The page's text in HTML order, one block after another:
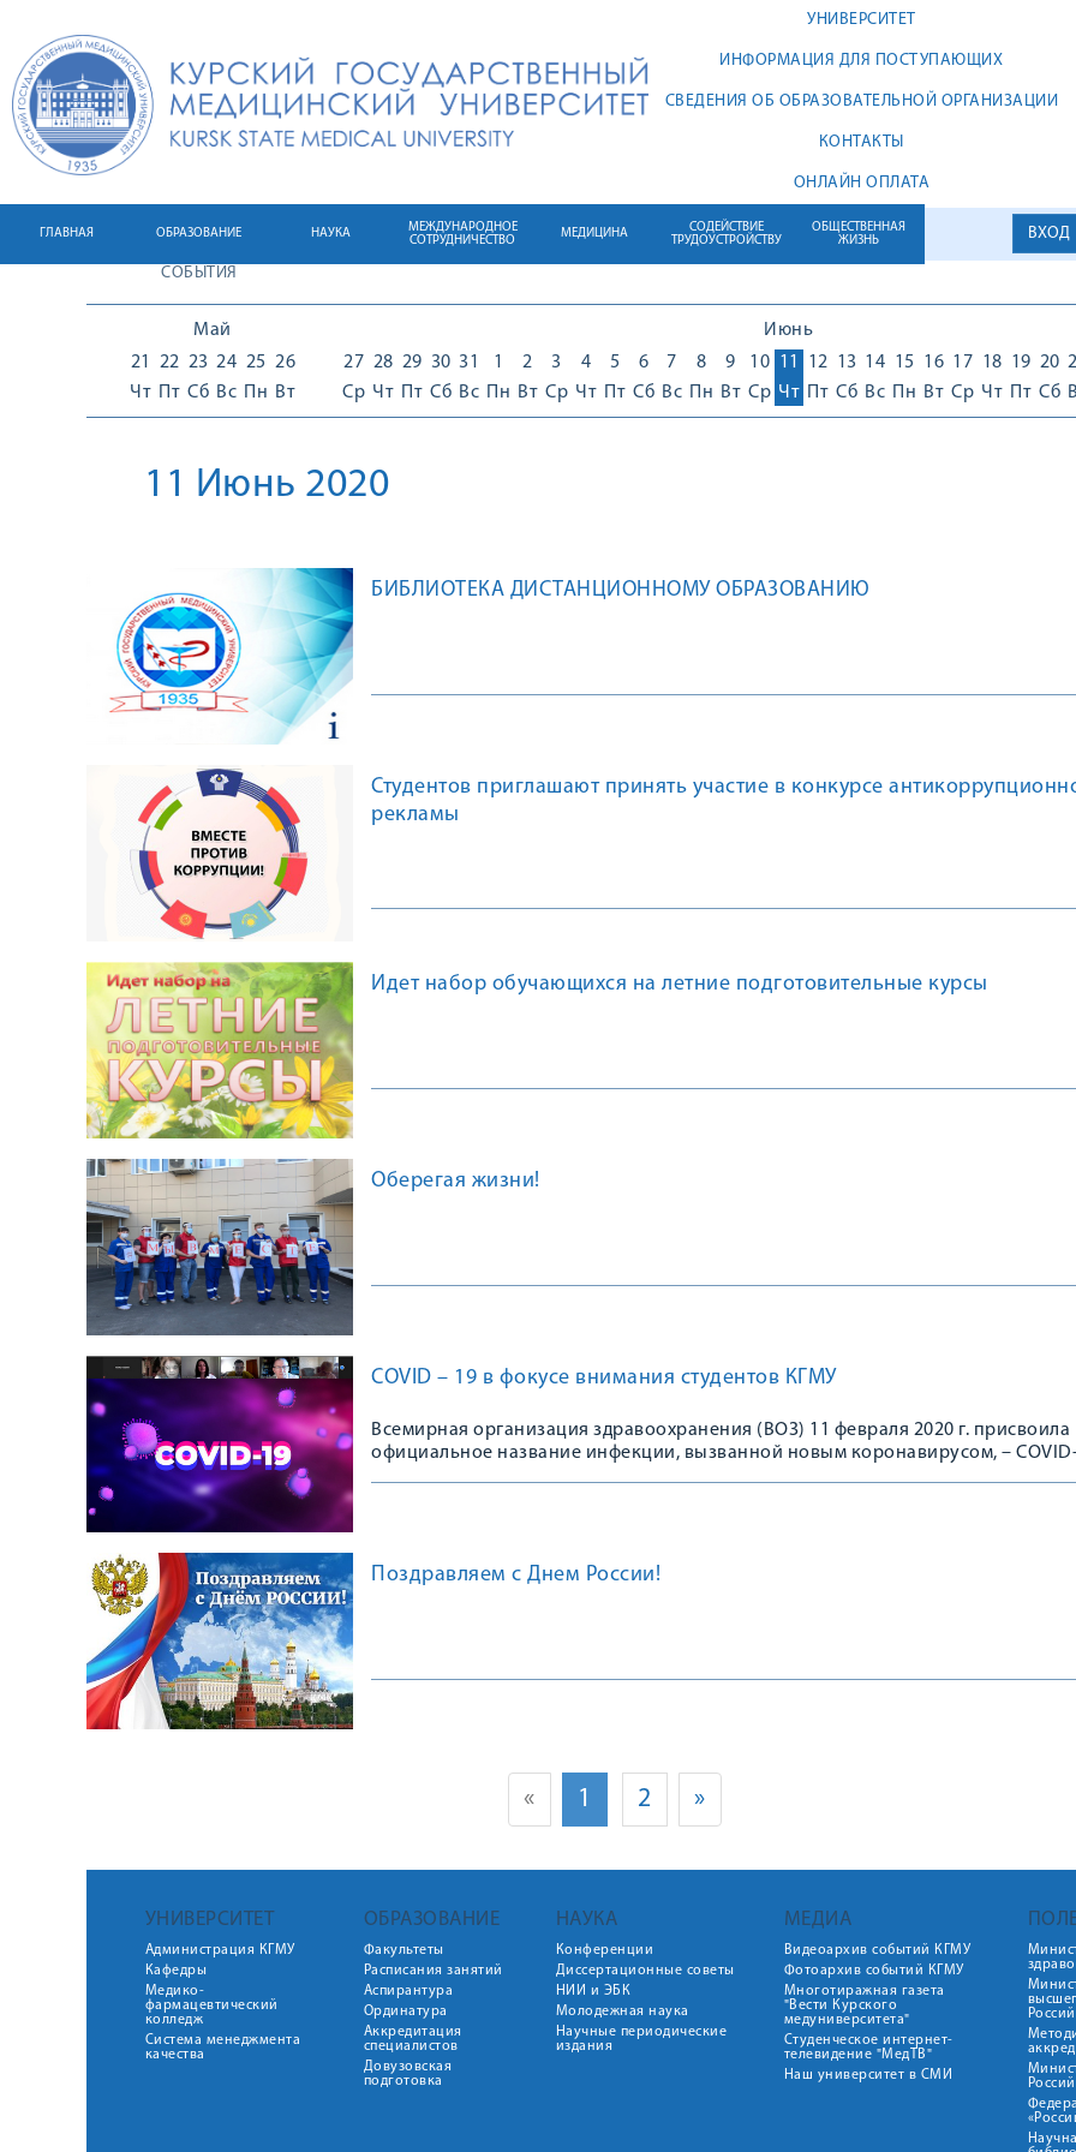
УНИВЕРСИТЕТ
ИНФОРМАЦИЯ ДЛЯ ПОСТУПАЮЩИХ
СВЕДЕНИЯ ОБ ОБРАЗОВАТЕЛЬНОЙ ОРГАНИЗАЦИИ
КОНТАКТЫ
ОНЛАЙН ОПЛАТА
ВХОД
ГЛАВНАЯ ОБРАЗОВАНИЕ НАУКА
МЕЖДУНАРОДНОЕ
СОТРУДНИЧЕСТВО
МЕДИЦИНА
СОДЕЙСТВИЕ
ТРУДОУСТРОЙСТВУ
ОБЩЕСТВЕННАЯ
ЖИЗНЬ
СОБЫТИЯ
Май
21
Чт
22
Пт
23
Сб
24
Вс
25
Пн
26
Вт
Июнь
27
Ср
28
Чт
29
Пт
30
Сб
31
Вс
1
Пн
2
Вт
3
Ср
4
Чт
5
Пт
6
Сб
7
Вс
8
Пн
9
Вт
10
Ср
11
Чт
12
Пт
13
Сб
14
Вс
15
Пн
16
Вт
17
Ср
18
Чт
19
Пт
20
Сб
11 Июнь 2020
БИБЛИОТЕКА ДИСТАНЦИОННОМУ ОБРАЗОВАНИЮ
Студентов приглашают принять участие в конкурсе
рекламы
Идет набор обучающихся на летние подготовительные курсы
Оберегая жизни!
COVID – 19 в фокусе внимания студентов КГМУ
Всемирная организация здравоохранения (ВОЗ) 11 февраля 2020 г. присвоила
официальное название инфекции, вызванной новым коронавирусом, –
Поздравляем с Днем России!
« 1 2 »
УНИВЕРСИТЕТ
Администрация КГМУ
Кафедры
Медико-
фармацевтический
колледж
Система менеджмента
качества
ОБРАЗОВАНИЕ
Факультеты
Расписания занятий
Аспирантура
Ординатура
Аккредитация
специалистов
Довузовская
подготовка
НАУКА
Конференции
Диссертационные советы
НИИ и ЭБК
Молодежная наука
Научные периодические
издания
МЕДИА
Видеоархив событий КГМУ
Фотоархив событий КГМУ
Многотиражная газета
"Вести Курского
медуниверситета"
Студенческое интернет-
телевидение "МедТВ"
Наш университет в СМИ